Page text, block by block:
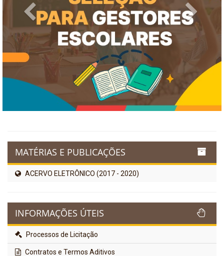
Previous Next
MATÉRIAS E PUBLICAÇÕES
ACERVO ELETRÔNICO (2017 - 2020)
INFORMAÇÕES ÚTEIS
Processos de Licitação
Contratos e Termos Aditivos